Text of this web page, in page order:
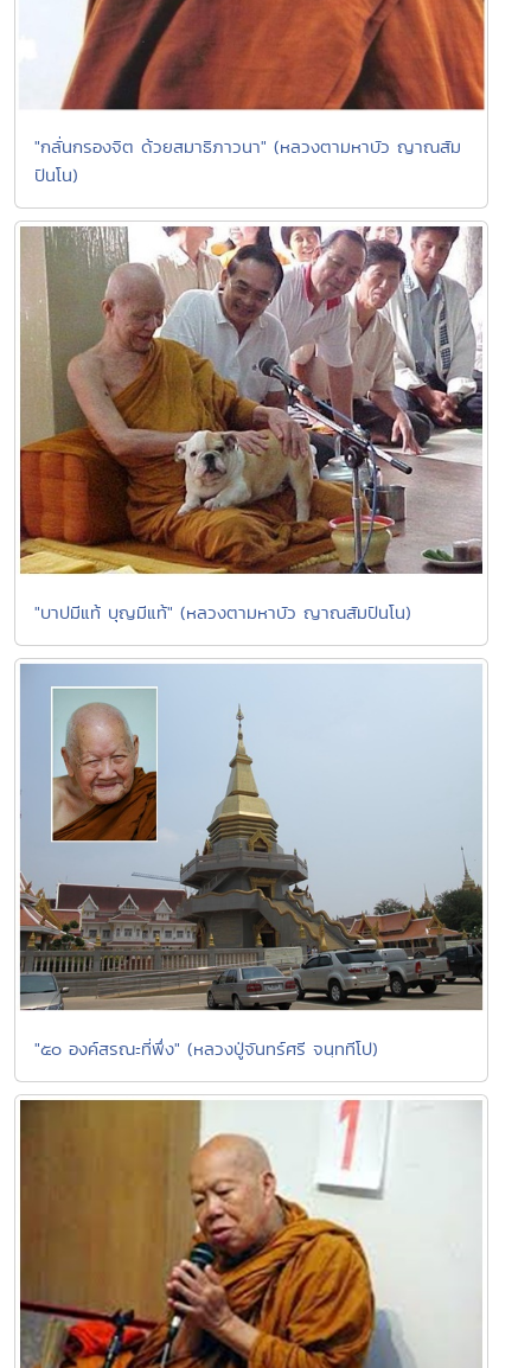
"กลั่นกรองจิต ด้วยสมาธิภาวนา" (หลวงตามหาบัว ญาณสัม
ปันโน)
"บาปมีแท้ บุญมีแท้" (หลวงตามหาบัว ญาณสัมปันโน)
"๕๐ องค์สรณะที่พึ่ง" (หลวงปู่จันทร์ศรี จนฺททีโป)